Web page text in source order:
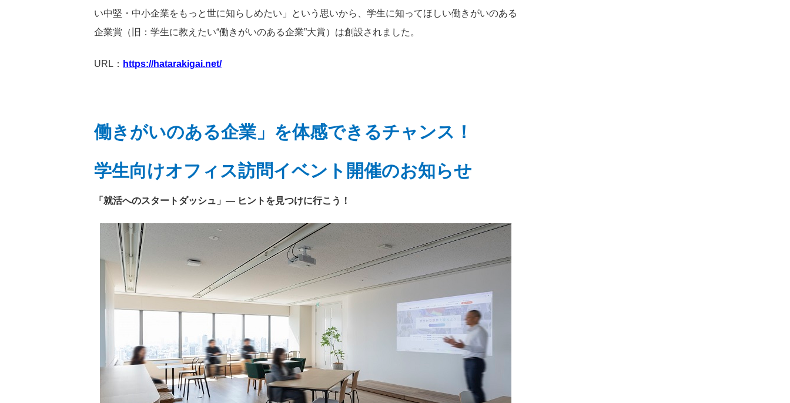
い中堅・中小企業をもっと世に知らしめたい」という思いから、学生に知ってほしい働きがいのある
企業賞（旧：学生に教えたい“働きがいのある企業”大賞）は創設されました。
URL： https://hatarakigai.net/
働きがいのある企業」を体感できるチャンス！
学生向けオフィス訪問イベント開催のお知らせ
「就活へのスタートダッシュ」— ヒントを見つけに行こう！